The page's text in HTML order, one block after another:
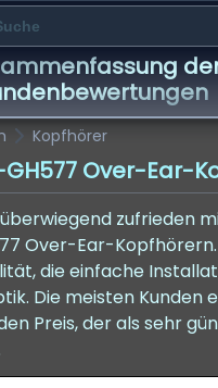
Kopfhörer
GH577 Over-Ear-
zufrieden
Over-Ear-
die einfache
Die meisten Kunden
Preis, der als sehr